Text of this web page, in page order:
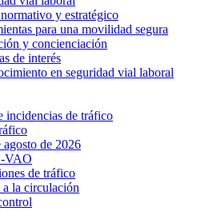
y estratégico
para una movilidad segura
y concienciación
de interés
en seguridad vial laboral
incidencias de tráfico
de 2026
VAO
de tráfico
a la circulación